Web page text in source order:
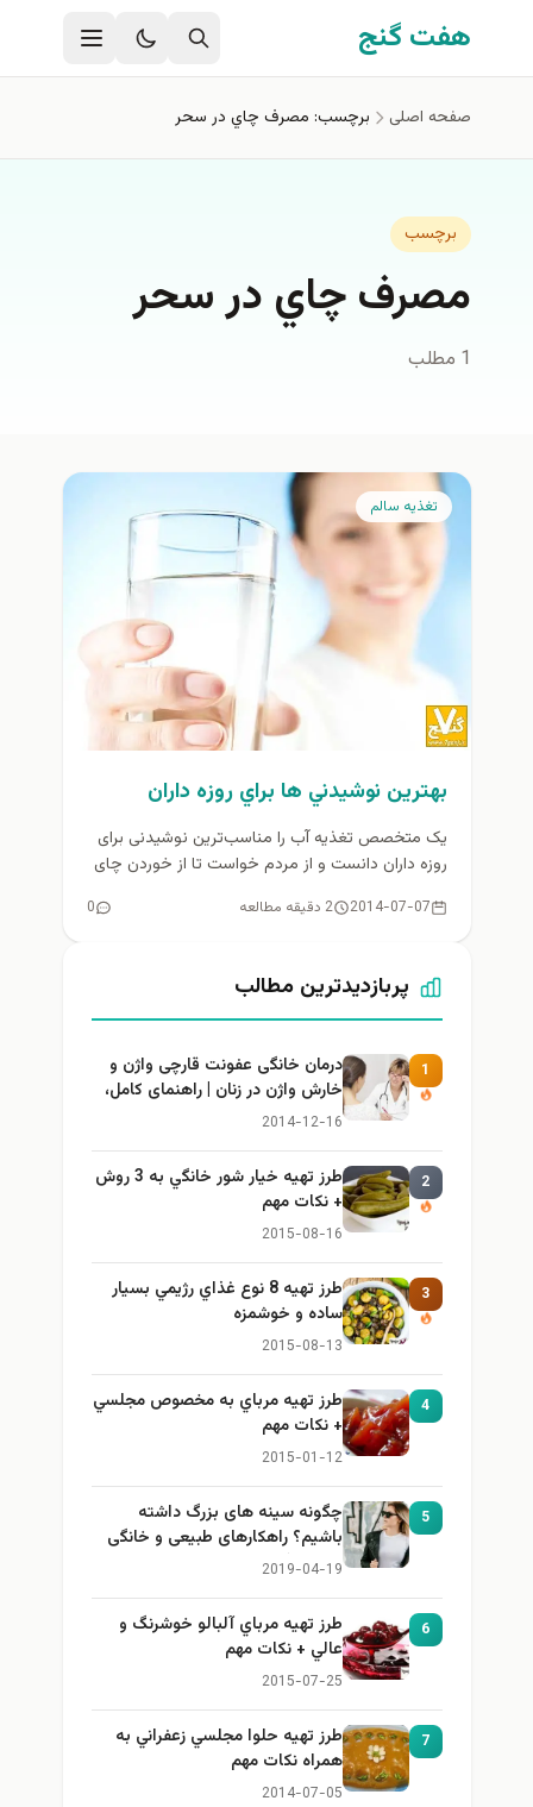
رفتن به محتوای اصلی
هفت گنج
صفحه اصلی برچسب: مصرف چاي در سحر
برچسب
مصرف چاي در سحر
1 مطلب
تغذيه سالم
بهترين نوشيدني ها براي روزه داران
یک متخصص تغذیه آب را مناسب‌ترین نوشیدنی برای
روزه داران دانست و از مردم خواست تا از خوردن چای
2014-07-07 2 دقیقه مطالعه 0
پربازدیدترین مطالب
1
درمان خانگی عفونت قارچی واژن و
خارش واژن در زنان | راهنمای کامل،
ایمن و کاربردی
2014-12-16
2
طرز تهيه خیار شور خانگي به 3 روش
+ نكات مهم
2015-08-16
3
طرز تهيه 8 نوع غذاي رژيمي بسيار
ساده و خوشمزه
2015-08-13
4
طرز تهيه مرباي به مخصوص مجلسي
+ نكات مهم
2015-01-12
5
چگونه سینه های بزرگ داشته
باشیم؟ راهکارهای طبیعی و خانگی
برای بزرگ کردن سینه
2019-04-19
6
طرز تهيه مرباي آلبالو خوشرنگ و
عالي + نكات مهم
2015-07-25
7
طرز تهيه حلوا مجلسي زعفراني به
همراه نكات مهم
2014-07-05